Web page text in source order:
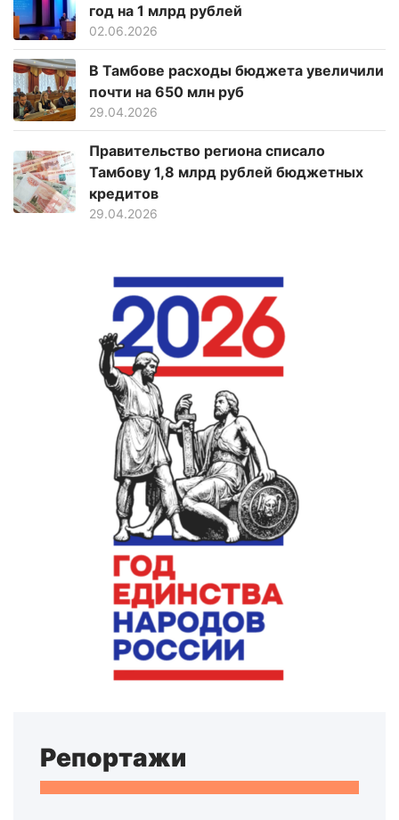
год на 1 млрд рублей
02.06.2026
В Тамбове расходы бюджета увеличили
почти на 650 млн руб
29.04.2026
Правительство региона списало
Тамбову 1,8 млрд рублей бюджетных
кредитов
29.04.2026
Репортажи